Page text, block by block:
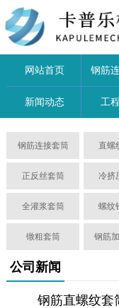
网站首页 钢筋
新闻动态 工
钢筋连接套筒 直螺
正反丝套筒 冷挤
全灌浆套筒 螺纹
镦粗套筒 钢筋
公司新闻
钢筋直螺纹套